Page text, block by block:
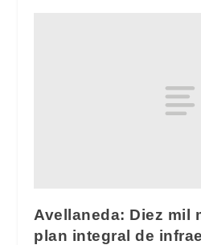
Avellaneda: Diez mil
plan integral de